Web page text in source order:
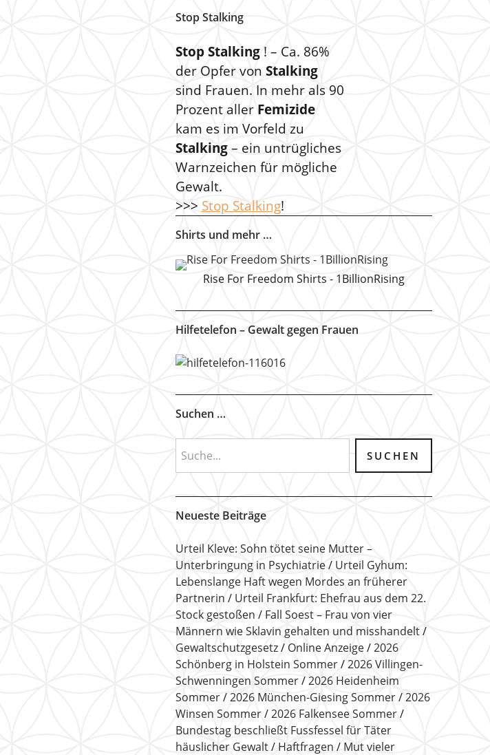
Stop Stalking
Stop Stalking! – Ca. 86%
der Opfer von Stalking
sind Frauen. In mehr als 90
Prozent aller Femizide
kam es im Vorfeld zu
Stalking– ein untrügliches
Warnzeichen für mögliche
Gewalt.
>>> Stop Stalking!
Shirts und mehr …
Rise For Freedom Shirts - 1BillionRising
Hilfetelefon – Gewalt gegen Frauen
Suchen …
Neueste Beiträge
Urteil Kleve: Sohn tötet seine Mutter –
Unterbringung in Psychiatrie
Urteil Gyhum:
Lebenslange Haft wegen Mordes an früherer
Partnerin
Urteil Frankfurt: Ehefrau aus dem 22.
Stock gestoßen
Fall Soest – Frau von vier
Männern wie Sklavin gehalten und misshandelt
Gewaltschutzgesetz
Online Anzeige
2026
Schönberg in Holstein Sommer
2026 Villingen-
Schwenningen Sommer
2026 Heidenheim
Sommer
2026 München-Giesing Sommer
2026
Winsen Sommer
2026 Falkensee Sommer
Bundestag beschließt Fussfessel für Täter
häuslicher Gewalt
Haftfragen Mut vieler